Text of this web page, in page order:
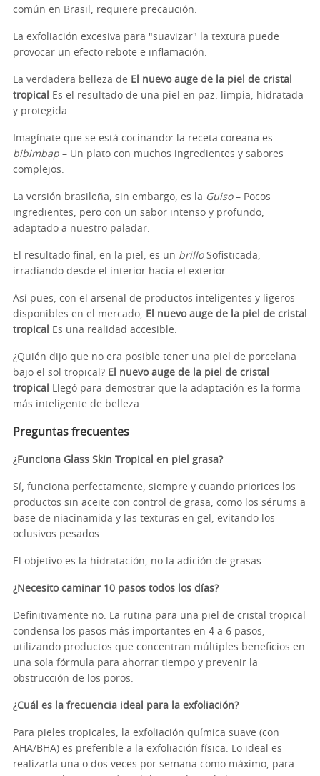
común en Brasil, requiere precaución.
La exfoliación excesiva para "suavizar" la textura puede
provocar un efecto rebote e inflamación.
La verdadera belleza de El nuevo auge de la piel de cristal
tropical
Es el resultado de una piel en paz: limpia, hidratada
y protegida.
Imagínate que se está cocinando: la receta coreana es...
bibimbap – Un plato con muchos ingredientes y sabores
complejos.
La versión brasileña, sin embargo, es la Guiso– Pocos
ingredientes, pero con un sabor intenso y profundo,
adaptado a nuestro paladar.
El resultado final, en la piel, es un brilloSofisticada,
irradiando desde el interior hacia el exterior.
Así pues, con el arsenal de productos inteligentes y ligeros
disponibles en el mercado,
El nuevo auge de la piel de cristal
tropical
Es una realidad accesible.
¿Quién dijo que no era posible tener una piel de porcelana
bajo el sol tropical? El nuevo auge de la piel de cristal
tropical
Llegó para demostrar que la adaptación es la forma
más inteligente de belleza.
Preguntas frecuentes
¿Funciona Glass Skin Tropical en piel grasa?
Sí, funciona perfectamente, siempre y cuando priorices los
productos sin aceite con control de grasa, como los sérums a
base de niacinamida y las texturas en gel, evitando los
oclusivos pesados.
El objetivo es la hidratación, no la adición de grasas.
¿Necesito caminar 10 pasos todos los días?
Definitivamente no. La rutina para una piel de cristal tropical
condensa los pasos más importantes en 4 a 6 pasos,
utilizando productos que concentran múltiples beneficios en
una sola fórmula para ahorrar tiempo y prevenir la
obstrucción de los poros.
¿Cuál es la frecuencia ideal para la exfoliación?
Para pieles tropicales, la exfoliación química suave (con
AHA/BHA) es preferible a la exfoliación física. Lo ideal es
realizarla una o dos veces por semana como máximo, para